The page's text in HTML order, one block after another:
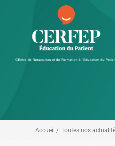
Accueil / Toutes nos